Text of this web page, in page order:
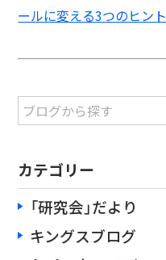
ールに変える3つのヒント
カテゴリー
「研究会」だより
キングスブログ